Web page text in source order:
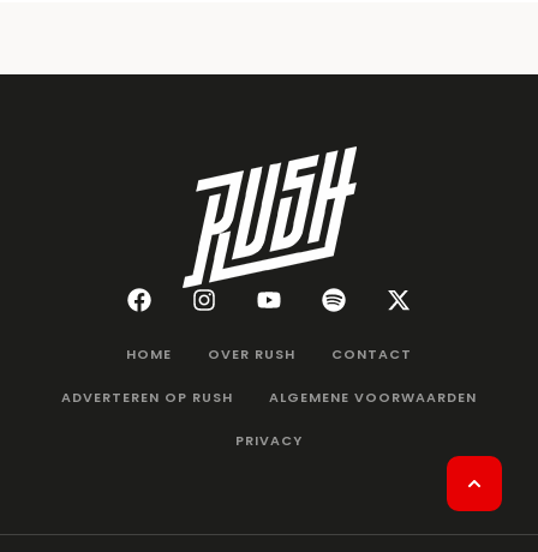
HOME OVER RUSH CONTACT
ADVERTEREN OP RUSH ALGEMENE VOORWAARDEN
PRIVACY